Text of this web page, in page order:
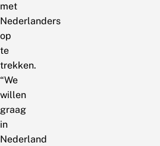
met
Nederlanders
op
te
trekken.
“We
willen
graag
in
Nederland